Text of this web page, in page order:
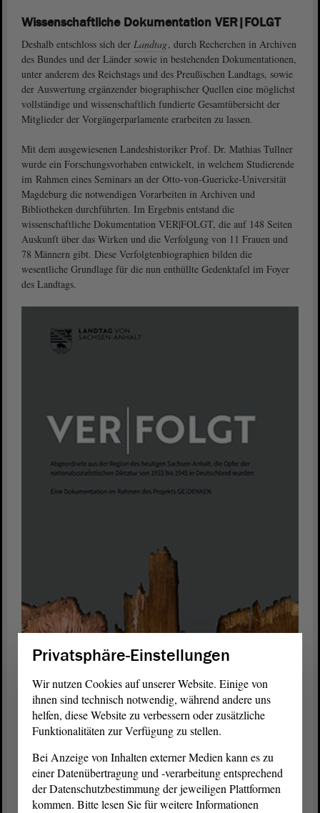
Wissenschaftliche Dokumentation VER|FOLGT
Deshalb entschloss sich der Landtag, durch Recherchen in Archiven
des Bundes und der Länder sowie in bestehenden Dokumentationen,
unter anderem des Reichstags und des Preußischen Landtags, sowie
der Auswertung ergänzender biographischer Quellen eine möglichst
vollständige und wissenschaftlich fundierte Gesamtübersicht der
Mitglieder der Vorgängerparlamente erarbeiten zu lassen.
Mit dem ausgewiesenen Landeshistoriker Prof. Dr. Mathias Tullner
wurde ein Forschungsvorhaben entwickelt, in welchem Studierende
im Rahmen eines Seminars an der Otto-von-Guericke-Universität
Magdeburg die notwendigen Vorarbeiten in Archiven und
Bibliotheken durchführten. Im Ergebnis entstand die
wissenschaftliche Dokumentation VER|FOLGT, die auf 148 Seiten
Auskunft über das Wirken und die Verfolgung von 11 Frauen und
78 Männern gibt. Diese Verfolgtenbiographien bilden die
wesentliche Grundlage für die nun enthüllte Gedenktafel im Foyer
des Landtags.
Die wissenschaftliche Dokumentation VER|FOLGT informiert
über Abgeordnete aus der Region des heutigen Sachsen-Anhalt,
die Opfer der nationalsozialistischen Diktatur von 1933 bis 1945
in Deutschland wurden. Foto: Titelbild der Broschüre
Die Tafel ist im Foyer zu besichtigen, der erste Blick der
Besucherinnen und Besucher imLandtagfällt auf die Tafel und
setzt ein würdiges Zeichen zur Erinnerung an 87 verfolgte
Abgeordnete. Vor Ort können über einen QR-Code zahlreiche
Privatsphäre-Einstellungen
Wir nutzen Cookies auf unserer Website. Einige von
ihnen sind technisch notwendig, während andere uns
helfen, diese Website zu verbessern oder zusätzliche
Funktionalitäten zur Verfügung zu stellen.
Bei Anzeige von Inhalten externer Medien kann es zu
einer Datenübertragung und -verarbeitung entsprechend
der Datenschutzbestimmung der jeweiligen Plattformen
kommen. Bitte lesen Sie für weitere Informationen